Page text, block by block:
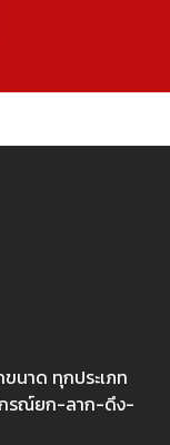
นาด ทุกประเภท
กรณ์ยก-ลาก-ดึง-